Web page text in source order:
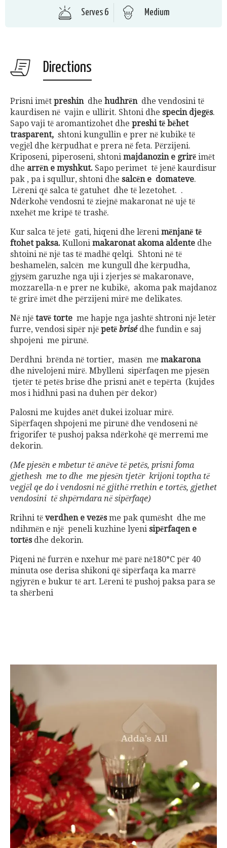
Serves 6 Medium
Directions
Prisni imёt preshindhe hudhrёndhe vendosini tё
kaurdisen nё vajin e ullirit. Shtoni dhe specin djegёs.
Sapo vaji tё aromantizohet dhe preshi tё bёhet
trasparent, shtoni kungullin e prer nё kubikё tё
vegjёl dhe kёrpudhat e prera nё feta. Pёrzijeni.
Kriposeni, piperoseni, shtoni majdanozin e grirё imёt
dhe arrёn e myshkut. Sapo perimet tё jenё kaurdisur
pak , pa i squllur, shtoni dhe salcёn e domateve.
Lёreni qё salca tё gatuhet dhe tё lezetohet. .
Ndёrkohё vendosni tё ziejnё makaronat nё ujё tё
nxehёt me kripё tё trashё.
Kur salca tё jetё gati, hiqeni dhe lёreni mёnjanё tё
ftohet paksa. Kulloni makaronat akoma aldente dhe
shtoini nё njё tas tё madhё qelqi. Shtoni nё tё
beshamelёn, salcёn me kungull dhe kёrpudha,
gjysёm garuzhe nga uji i zjerjes sё makaronave,
mozzarella-n e prer ne kubikё, akoma pak majdanoz
tё grirё imёt dhe pёrzijeni mirё me delikates.
Nё njё tavё torte me hapje nga jashtё shtroni njё letёr
furre, vendosi sipёr njё petё brisé dhe fundin e saj
shpojeni me pirunё.
Derdhni brёnda nё tortier, masёn me makarona
dhe nivelojeni mirё. Mbylleni sipёrfaqen me pjesёn
tjetёr tё petёs brise dhe prisni anёt e tepёrta (kujdes
mos i hidhni pasi na duhen pёr dekor)
Palosni me kujdes anёt dukei izoluar mirё.
Sipёrfaqen shpojeni me pirunё dhe vendoseni nё
frigorifer tё pushoj paksa ndёrkohё qё merremi me
dekorin.
(Me pjesёn e mbetur tё anёve tё petёs, prisni foma
gjethesh me to dhe me pjesёn tjetёr krijoni toptha tё
vegjёl qe do i vendosni nё gjithё rrethin e tortёs, gjethet
vendosini tё shpёrndara nё sipёrfaqe)
Rrihni tё verdhen e vezёsme pak qumёsht dhe me
ndihmёn e njё peneli kuzhine lyeni sipёrfaqen e
tortёsdhe dekorin.
Piqeni nё furrёn e nxehur mё parё nё180°C pёr 40
minuta ose derisa shikoni qё sipёrfaqa ka marrё
ngjyrёn e bukur tё art. Lёreni tё pushoj paksa para se
ta shёrbeni